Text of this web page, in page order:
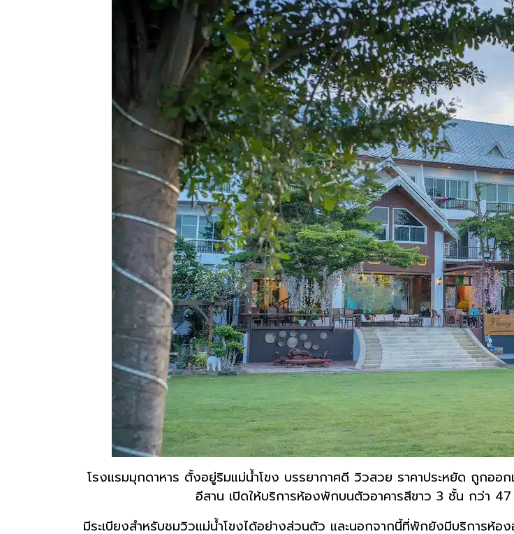
โรงแรมมุกดาหาร ตั้งอยู่ริมแม่น้ำโขง บรรยากาศดี วิวสวย ราคาประหยัด ถูกออ
อีสาน เปิดให้บริการห้องพักบนตัวอาคารสีขาว 3 ชั้น กว่า
มีระเบียงสำหรับชมวิวแม่น้ำโขงได้อย่างส่วนตัว และนอกจากนี้ที่พักยังมีบริการห้อ